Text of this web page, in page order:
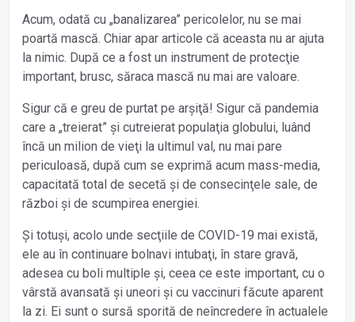
Acum, odată cu „banalizarea” pericolelor, nu se mai
poartă mască. Chiar apar articole că aceasta nu ar ajuta
la nimic. După ce a fost un instrument de protecţie
important, brusc, săraca mască nu mai are valoare.
Sigur că e greu de purtat pe arșiţă! Sigur că pandemia
care a „treierat” și cutreierat populaţia globului, luând
încă un milion de vieţi la ultimul val, nu mai pare
periculoasă, după cum se exprimă acum mass-media,
capacitată total de secetă și de consecinţele sale, de
război și de scumpirea energiei.
Și totuși, acolo unde secţiile de COVID-19 mai există,
ele au în continuare bolnavi intubaţi, în stare gravă,
adesea cu boli multiple și, ceea ce este important, cu o
vârstă avansată și uneori și cu vaccinuri făcute aparent
la zi. Ei sunt o sursă sporită de neîncredere în actualele